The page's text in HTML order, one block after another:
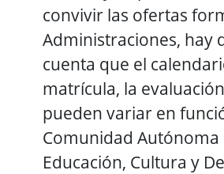
convivir las ofertas
Administraciones, hay
cuenta que el
matrícula, la
pueden variar en
Comunidad
Educación, Cultura y